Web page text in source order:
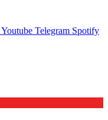
Youtube Telegram Spotify